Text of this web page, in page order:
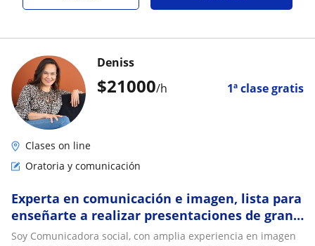
$21000/h 1ª clase gratis
Deniss
Clases on line
Oratoria y comunicación
Experta en comunicación e imagen, lista para
enseñarte a realizar presentaciones de gran
impacto
Soy Comunicadora social, con amplia experiencia en imagen